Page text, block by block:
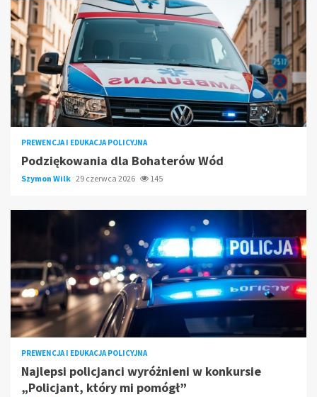
PREWENCJA I EDUKACJA POLICYJNA
Podziękowania dla Bohaterów Wód
Szymon Wilk 29 czerwca 2026 145
PREWENCJA I EDUKACJA POLICYJNA
Najlepsi policjanci wyróżnieni w konkursie
„Policjant, który mi pomógł”